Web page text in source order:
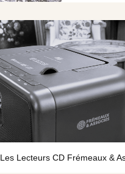
Les Lecteurs CD Frémeaux &